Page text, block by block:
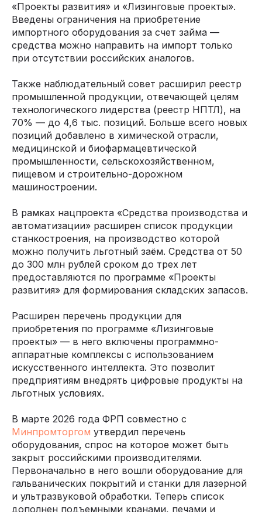
«Проекты развития» и «Лизинговые проекты».
Введены ограничения на приобретение
импортного оборудования за счет займа —
средства можно направить на импорт только
при отсутствии российских аналогов.
Также наблюдательный совет расширил реестр
промышленной продукции, отвечающей целям
технологического лидерства (реестр НПТЛ), на
70% — до 4,6 тыс. позиций. Больше всего новых
позиций добавлено в химической отрасли,
медицинской и биофармацевтической
промышленности, сельскохозяйственном,
пищевом и строительно-дорожном
машиностроении.
В рамках нацпроекта «Средства производства и
автоматизации» расширен список продукции
станкостроения, на производство которой
можно получить льготный заём. Средства от 50
до 300 млн рублей сроком до трех лет
предоставляются по программе «Проекты
развития» для формирования складских запасов.
Расширен перечень продукции для
приобретения по программе «Лизинговые
проекты» — в него включены программно-
аппаратные комплексы с использованием
искусственного интеллекта. Это позволит
предприятиям внедрять цифровые продукты на
льготных условиях.
В марте 2026 года ФРП совместно с
Минпромторгом утвердил перечень
оборудования, спрос на которое может быть
закрыт российскими производителями.
Первоначально в него вошли оборудование для
гальванических покрытий и станки для лазерной
и ультразвуковой обработки. Теперь список
дополнен подъемными кранами, печами и